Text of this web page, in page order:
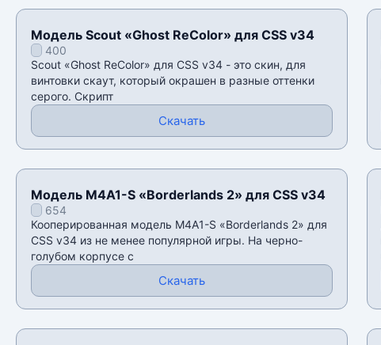
Модель Scout «Ghost ReColor» для CSS v34
400
Scout «Ghost ReColor» для CSS v34 - это скин, для
винтовки скаут, который окрашен в разные оттенки
серого. Скрипт
Скачать
Модель M4A1-S «Borderlands 2» для CSS v34
654
Кооперированная модель M4A1-S «Borderlands 2» для
CSS v34 из не менее популярной игры. На черно-
голубом корпусе с
Скачать